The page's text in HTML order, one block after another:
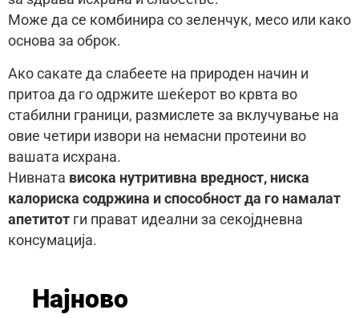
Може да се комбинира со зеленчук, месо или како
основа за оброк.
Ако сакате да слабеете на природен начин и
притоа да го одржите шеќерот во крвта во
стабилни граници, размислете за вклучување на
овие четири извори на немасни протеини во
вашата исхрана.
Нивната висока нутритивна вредност, ниска
калориска содржина и способност да го намалат
апетитот ги прават идеални за секојдневна
консумација.
Најново